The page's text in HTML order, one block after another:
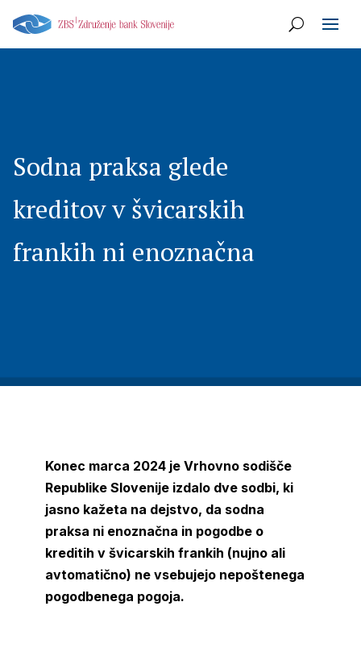
Sodna praksa glede
kreditov v švicarskih
frankih ni enoznačna
Konec marca 2024 je Vrhovno sodišče
Republike Slovenije izdalo dve sodbi, ki
jasno kažeta na dejstvo, da sodna
praksa ni enoznačna in pogodbe o
kreditih v švicarskih frankih (nujno ali
avtomatično) ne vsebujejo nepoštenega
pogodbenega pogoja.